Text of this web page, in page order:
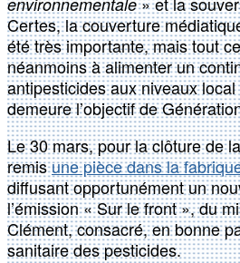
Certes, la couverture
été très importante, mais tout
néanmoins à alimenter un
antipesticides aux niveaux
demeure l’objectif de
Le 30 mars, pour la clôture de
remisune pièce dans la
diffusant opportunément un
l’émission « Sur le front », du
Clément, consacré, en bonne
sanitaire des pesticides.